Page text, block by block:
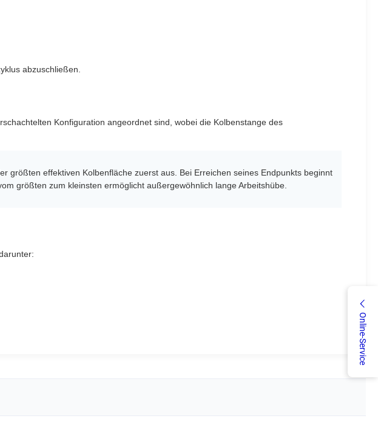
Online-Service
abzuschließen.
Konfiguration angeordnet sind, wobei die Kolbenstange des
größten effektiven Kolbenfläche zuerst aus. Bei Erreichen seines Endpunkts beginnt
größten zum kleinsten ermöglicht außergewöhnlich lange Arbeitshübe.